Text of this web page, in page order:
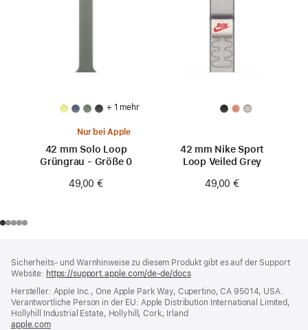
+ 1 mehr
Nur bei Apple
42 mm Solo Loop
Grüngrau - Größe 0
49,00 €
42 mm Nike Sport
Loop Veiled Grey
49,00 €
Sicherheits- und Warnhinweise zu diesem Produkt gibt es auf der Support
Website: https://support.apple.com/de-de/docs(öffnet
neues
Fenster)
Hersteller: Apple Inc., One Apple Park Way, Cupertino, CA 95014, USA.
Verantwortliche Person in der EU: Apple Distribution International Limited,
Hollyhill Industrial Estate, Hollyhill, Cork, Irland
apple.com(öffnet